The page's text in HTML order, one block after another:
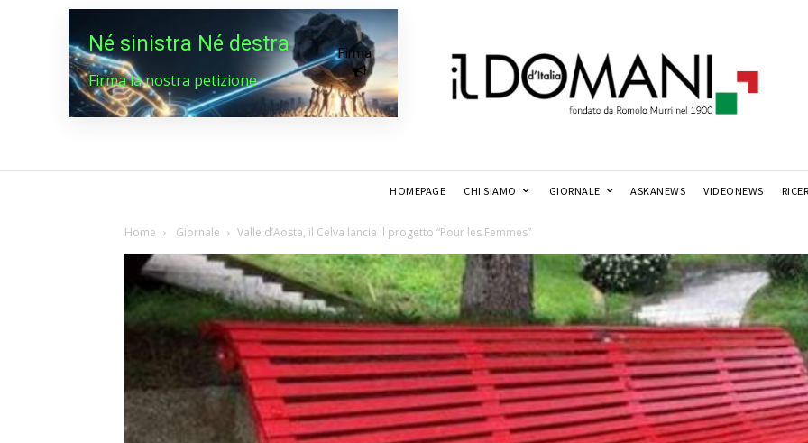
Né sinistra Né destra
Firma la nostra petizione
Firma
HOMEPAGE CHI SIAMO GIORNALE ASKANEWS VIDEONEWS
Home Giornale Valle d’Aosta, il Celva lancia il progetto “Pour les Femmes”